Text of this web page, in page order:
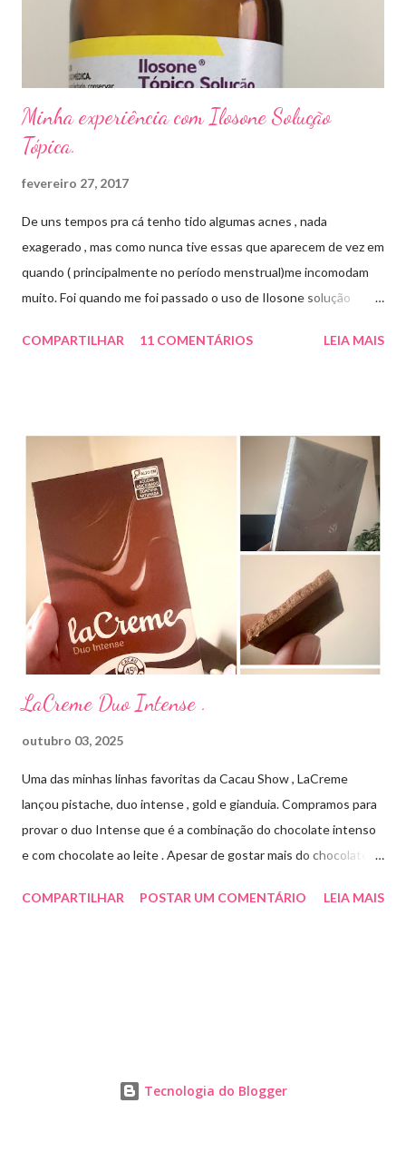
um agente antifúngico sintético para tratamento dermatológico
Minha experiência com Ilosone Solução
Tópica.
fevereiro 27, 2017
De uns tempos pra cá tenho tido algumas acnes , nada
exagerado , mas como nunca tive essas que aparecem de vez em
quando ( principalmente no período menstrual)me incomodam
muito. Foi quando me foi passado o uso de Ilosone solução
uma consulta com o dermatologista) O Ilosone é um antibiótico
aplico sobre a acne ( geralmente uso a noite). Informação do
produto: ILOSONE TÓPICO SOLUÇÃO (eritromicina) é um
antibiótico de amplo espectro produzido por uma cepa de
Streptomyces erythraeus. É básico e forma rapidamente sais
com os ácidos. Forma farmacêutica e Apresentação ILOSONE
TÓPICO SOLUÇÃO é apresentado sob a forma líquida em
frascos de 120 ml. USO PEDIÁTRICO E ADULTO. Composição
Cada ml contém: Eritromicina base 20 mg Excipientes q.s....
COMPARTILHAR 11 COMENTÁRIOS LEIA MAIS
LaCreme Duo Intense .
outubro 03, 2025
Uma das minhas linhas favoritas da Cacau Show , LaCreme
lançou pistache, duo intense , gold e gianduia. Compramos para
provar o duo Intense que é a combinação do chocolate intenso
e com chocolate ao leite . Apesar de gostar mais do chocolate
medida certa ( tem sabor e cremosidade ). Preço R$19,99 .
COMPARTILHAR POSTAR UM COMENTÁRIO LEIA MAIS
Tecnologia do Blogger